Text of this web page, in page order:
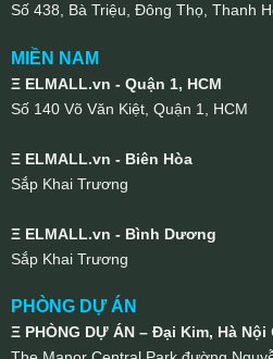
Số 438, Bà Triệu, Đông Thọ, Thanh
MIỀN NAM
Ξ ELMALL.vn - Quận 1, HCM
Số 140 Võ Văn Kiệt, Quận 1, HCM
Ξ ELMALL.vn - Biên Hòa
Sắp Khai Trương
Ξ ELMALL.vn - Bình Dương
Sắp Khai Trương
PHÒNG DỰ ÁN
Ξ PHÒNG DỰ ÁN – Đại Kim, Hà Nội